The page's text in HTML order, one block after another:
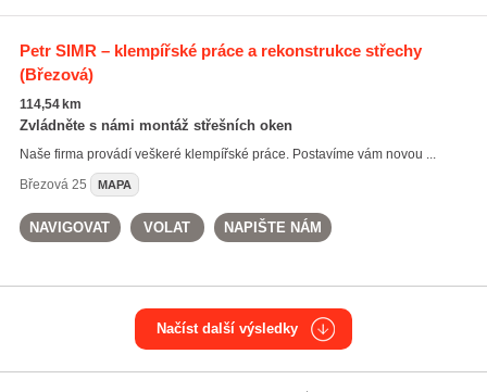
Petr SIMR – klempířské práce a rekonstrukce střechy
(Březová)
114,54 km
Zvládněte s námi montáž střešních oken
Naše firma provádí veškeré klempířské práce. Postavíme vám novou ...
Březová25 MAPA
NAVIGOVAT VOLAT NAPIŠTE NÁM
Načíst další výsledky